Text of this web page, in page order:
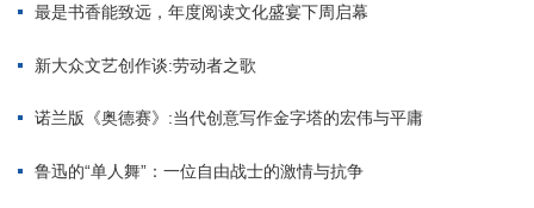
最是书香能致远，年度阅读文化盛宴下周启幕
新大众文艺创作谈:劳动者之歌
诺兰版《奥德赛》:当代创意写作金字塔的宏伟与平庸
鲁迅的“单人舞”：一位自由战士的激情与抗争